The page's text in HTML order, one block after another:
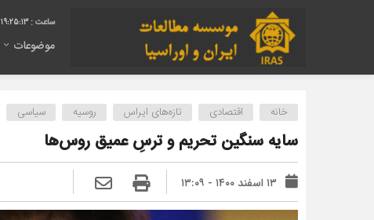
19:25:13
موضوعات
خانه اقتصادی تازه‌های ایراس روسیه سیاسی
سایه سنگین تحریم و ترسِ عمیق روس‌ها
۱۳ اسفند ۱۴۰۰ - ۱۳:۰۹